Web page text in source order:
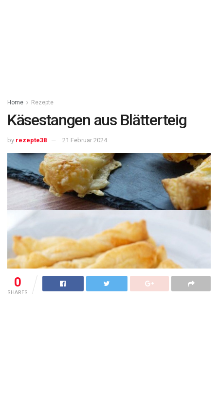
Home Rezepte
Käsestangen aus Blätterteig
by rezepte38 21 Februar 2024
0
SHARES